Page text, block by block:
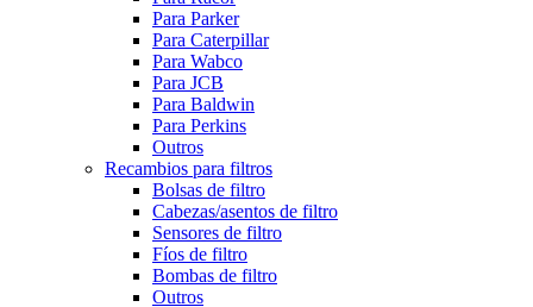
Para Parker
Para Caterpillar
Para Wabco
Para JCB
Para Baldwin
Para Perkins
Outros
Recambios para filtros
Bolsas de filtro
Cabezas/asentos de filtro
Sensores de filtro
Fíos de filtro
Bombas de filtro
Outros